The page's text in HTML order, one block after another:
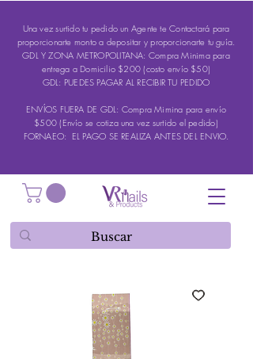
Una vez surtido tu pedido un Agente te Contactará para
proporcionarte monto a depositar y proporcionarte tu guía.
GDL Y ZONA METROPOLITANA: Compra Minima para
entrega a Domicilio $200 (costo envío $50)
GDL: PUEDES PAGAR AL RECIBIR TU PEDIDO
ENVÍOS FUERA DE GDL: Compra Mimina para envío
$500 (Envío se cotiza una vez surtido el pedido)
FORNAEO: EL PAGO SE REALIZA ANTES DEL ENVIO.